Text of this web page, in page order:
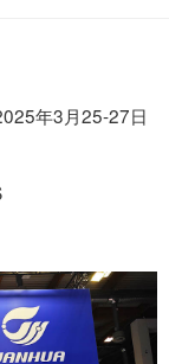
年3月25-27日